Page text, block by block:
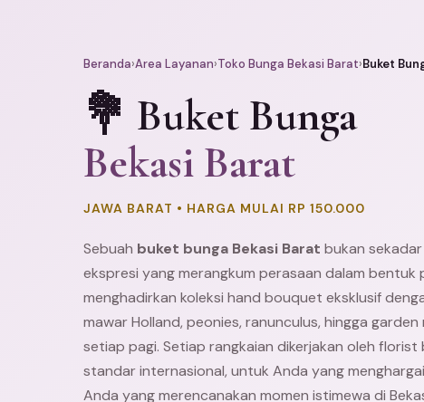
Beranda›Area Layanan›Toko Bunga Bekasi Barat›Buket
💐 Buket Bunga
Bekasi Barat
JAWA BARAT • HARGA MULAI RP 150.000
Sebuah buket bunga Bekasi Barat bukan
ekspresi yang merangkum perasaan dalam bentuk
menghadirkan koleksi hand bouquet eksklusif
mawar Holland, peonies, ranunculus, hingga
setiap pagi. Setiap rangkaian dikerjakan oleh florist
standar internasional, untuk Anda yang
Anda yang merencanakan momen istimewa di